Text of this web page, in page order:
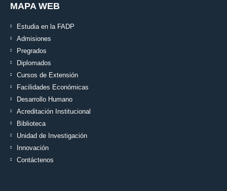
MAPA WEB
Estudia en la FADP
Admisiones
Pregrados
Diplomados
Cursos de Extensión
Facilidades Económicas
Desarrollo Humano
Acreditación Institucional
Biblioteca
Unidad de Investigación
Innovación
Contáctenos